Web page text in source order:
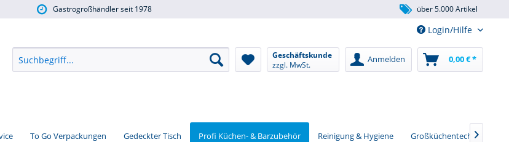
Gastrogroßhändler seit 1978 über 5.000 Artikel
Login/Hilfe
Geschäftskunde
zzgl. MwSt.
Anmelden 0,00 € *
To Go Verpackungen Gedeckter Tisch Profi Küchen- & Barzubehör Reinigung & Hygiene Großküchentechnik
